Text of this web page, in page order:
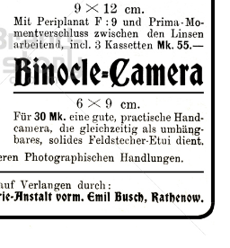
Industrie-Anstalt
Anstalt, Rathenow
Bild-ID: 42053